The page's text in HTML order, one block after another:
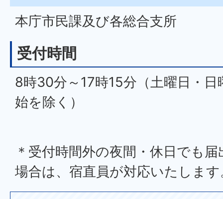
本庁市民課及び各総合支所
受付時間
8時30分～17時15分（土曜日・日
始を除く）
＊受付時間外の夜間・休日でも
場合は、宿直員が対応いたします